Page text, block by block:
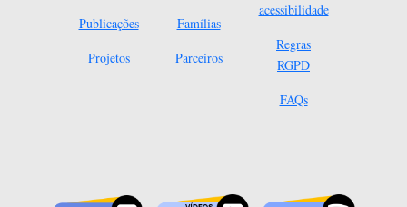
Publicações
Projetos
Famílias
Parceiros
acessibilidade
Regras
RGPD
FAQs